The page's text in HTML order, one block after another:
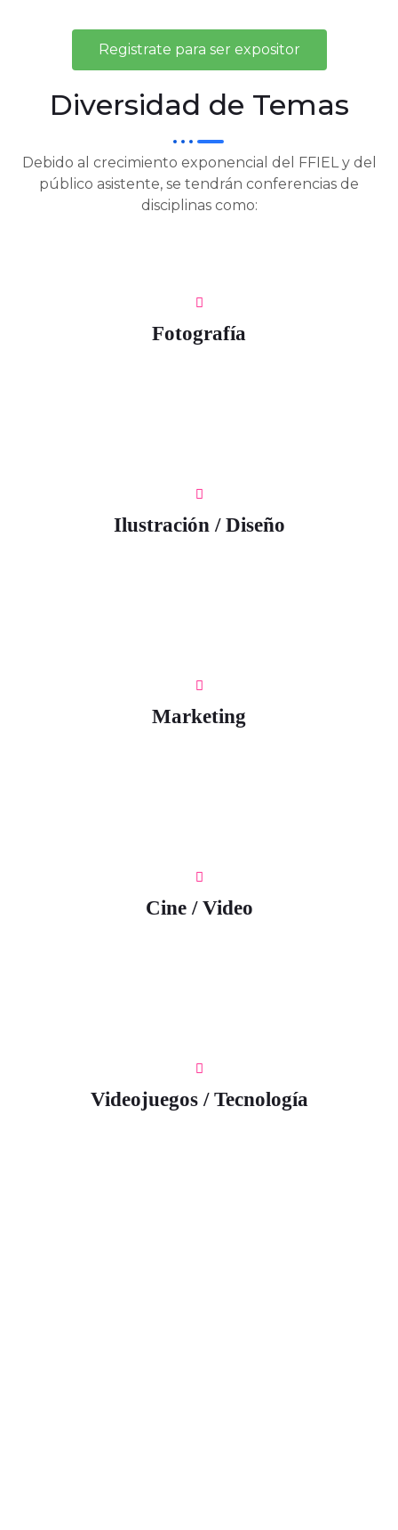
Registrate para ser expositor
Diversidad de Temas
Debido al crecimiento exponencial del FFIEL y del
público asistente, se tendrán conferencias de
disciplinas como:
Fotografía
Ilustración / Diseño
Marketing
Cine / Video
Videojuegos / Tecnología